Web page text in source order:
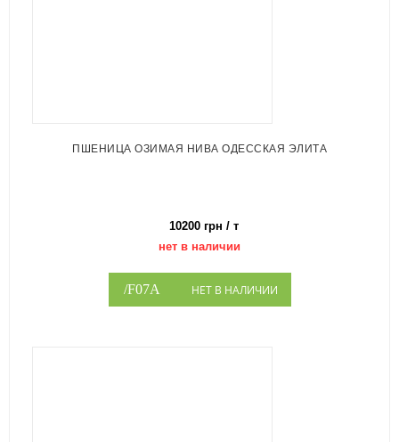
ПШЕНИЦА ОЗИМАЯ НИВА ОДЕССКАЯ ЭЛИТА
10200 грн / т
нет в наличии
НЕТ В НАЛИЧИИ